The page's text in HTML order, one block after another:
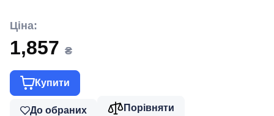
Ціна:
1,857 ₴
Купити
До обраних Порівняти